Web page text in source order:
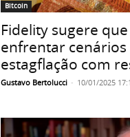
Bitcoin
Fidelity sugere
enfrentar cenários
estagflação com
Gustavo Bertolucci - 10/01/2025